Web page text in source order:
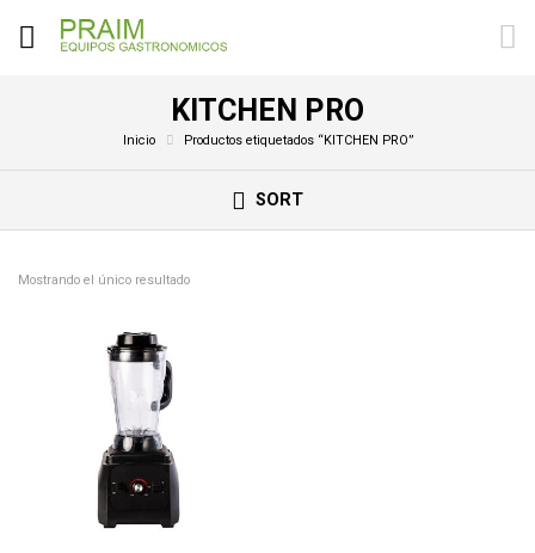
KITCHEN PRO
Inicio Productos etiquetados “KITCHEN PRO”
SORT
Mostrando el único resultado